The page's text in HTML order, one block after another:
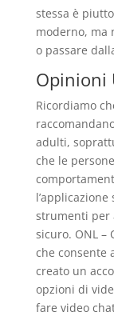
stessa è
moderno, ma
o passare
Opinioni
Ricordiamo
adulti,
che le
strumenti per
sicuro. ONL –
che consente
creato un
opzioni di
fare video